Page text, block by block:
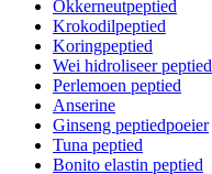
Okkerneutpeptied
Krokodilpeptied
Koringpeptied
Wei hidroliseer peptied
Perlemoen peptied
Anserine
Ginseng peptiedpoeier
Tuna peptied
Bonito elastin peptied